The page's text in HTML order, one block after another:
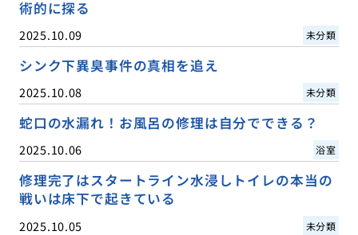
術的に探る
2025.10.09 未分類
シンク下異臭事件の真相を追え
2025.10.08 未分類
蛇口の水漏れ！お風呂の修理は自分でできる？
2025.10.06 浴室
修理完了はスタートライン水浸しトイレの本当の
戦いは床下で起きている
2025.10.05 未分類